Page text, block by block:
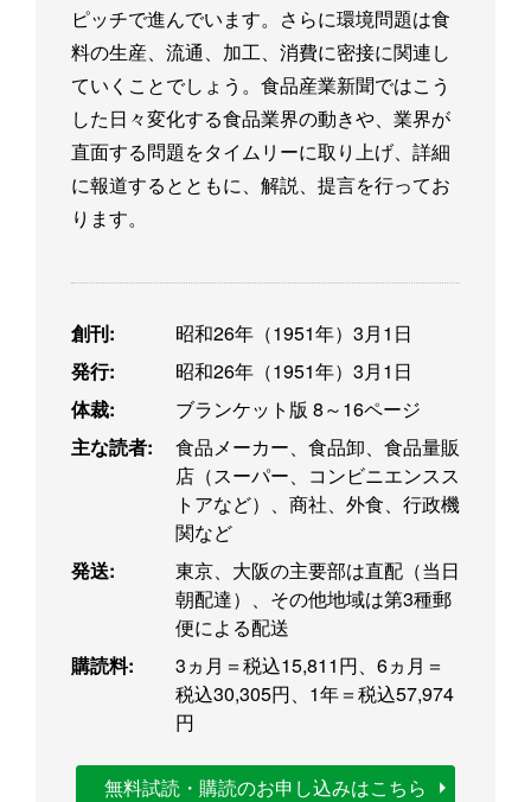
ピッチで進んでいます。さらに環境問題は食
料の生産、流通、加工、消費に密接に関連し
ていくことでしょう。食品産業新聞ではこう
した日々変化する食品業界の動きや、業界が
直面する問題をタイムリーに取り上げ、詳細
に報道するとともに、解説、提言を行ってお
ります。
創刊:
昭和26年（1951年）3月1日
発行:
昭和26年（1951年）3月1日
体裁:
ブランケット版 8～16ページ
主な読者:
食品メーカー、食品卸、食品量販
店（スーパー、コンビニエンスス
トアなど）、商社、外食、行政機
関など
発送:
東京、大阪の主要部は直配（当日
朝配達）、その他地域は第3種郵
便による配送
購読料:
3ヵ月＝税込15,811円、6ヵ月＝
税込30,305円、1年＝税込57,974
円
無料試読・購読のお申し込みはこちら